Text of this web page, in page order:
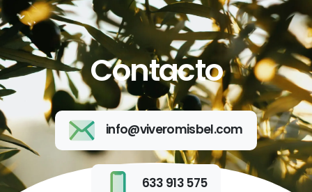
Contacto
info@viveromisbel.com
633 913 575